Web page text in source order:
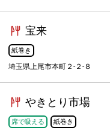
宝来
紙巻き
埼玉県上尾市本町２-２-８
やきとり市場
席で吸える 紙巻き